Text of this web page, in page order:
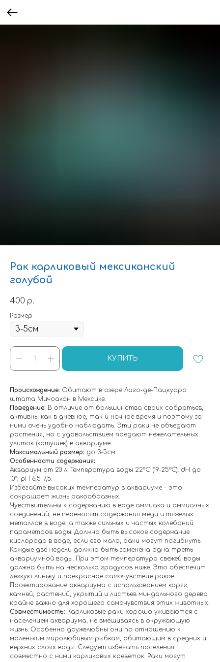
Рак карликовый мексиканский
голубой
400 р.
Размер
КУПИТЬ
Происхождение: Обитают в озере Лаго-де-Пацкуаро
штата Мичоакан в Мексике.
Поведение: В отличие от большинства своих собратьев,
активны как в дневное, так и ночное время и поэтому за
ними очень удобно наблюдать. Эти раки не объедают
растения, но с удовольствием поедают нежелательных
улиток (катушек) в аквариуме.
Максимальный размер: до 3-5см.
Особенности содержания:
Аквариум от 20 л. Температура воды 22°С (19-25°С). dH до
10°, рН 6,5–7,5.
Избегайте высоких температур в аквариуме - это
сокращает жизнь ракообразных.
Чувствительны к содержанию в воде аммиака и аммиачных
соединений, не переносят содержания меди и тяжелых
металлов в воде, а также сильных и частых колебаний
параметров воды. Должно быть высокое содержание
кислорода в воде, если его мало, раки могут погибнуть.
Каждые две недели должна быть заменена одна треть
аквариумной воды. При этом температура свежей воды
должна быть на несколько градусов ниже. Это обеспечит
легкую линьку и прекрасное самочувствие раков.
Проектирование аквариума с использованием коряг,
камней, растений, укрытий и листьев миндального дерева
крайне важно для хорошего самочувствия этих животных.
Совместимость: Карликовые раки хорошо уживаются с
населением аквариума, не вмешиваясь в окружающую
жизнь. Особенно дружелюбны они по отношению к
маленьким миролюбивым рыбкам, обитающим в средних и
верхних слоях воды. Следует избегать поселения
совместно с ними карликовых креветок. Раки могут